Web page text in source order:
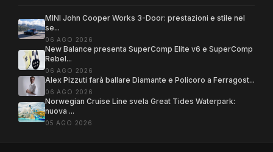
MINI John Cooper Works 3-Door: prestazioni e stile nel
se...
06 AGO 2026
New Balance presenta SuperComp Elite v6 e SuperComp
Rebel...
06 AGO 2026
Alex Pizzuti farà ballare Diamante e Policoro a Ferragost...
06 AGO 2026
Norwegian Cruise Line svela Great Tides Waterpark:
nuova ...
05 AGO 2026